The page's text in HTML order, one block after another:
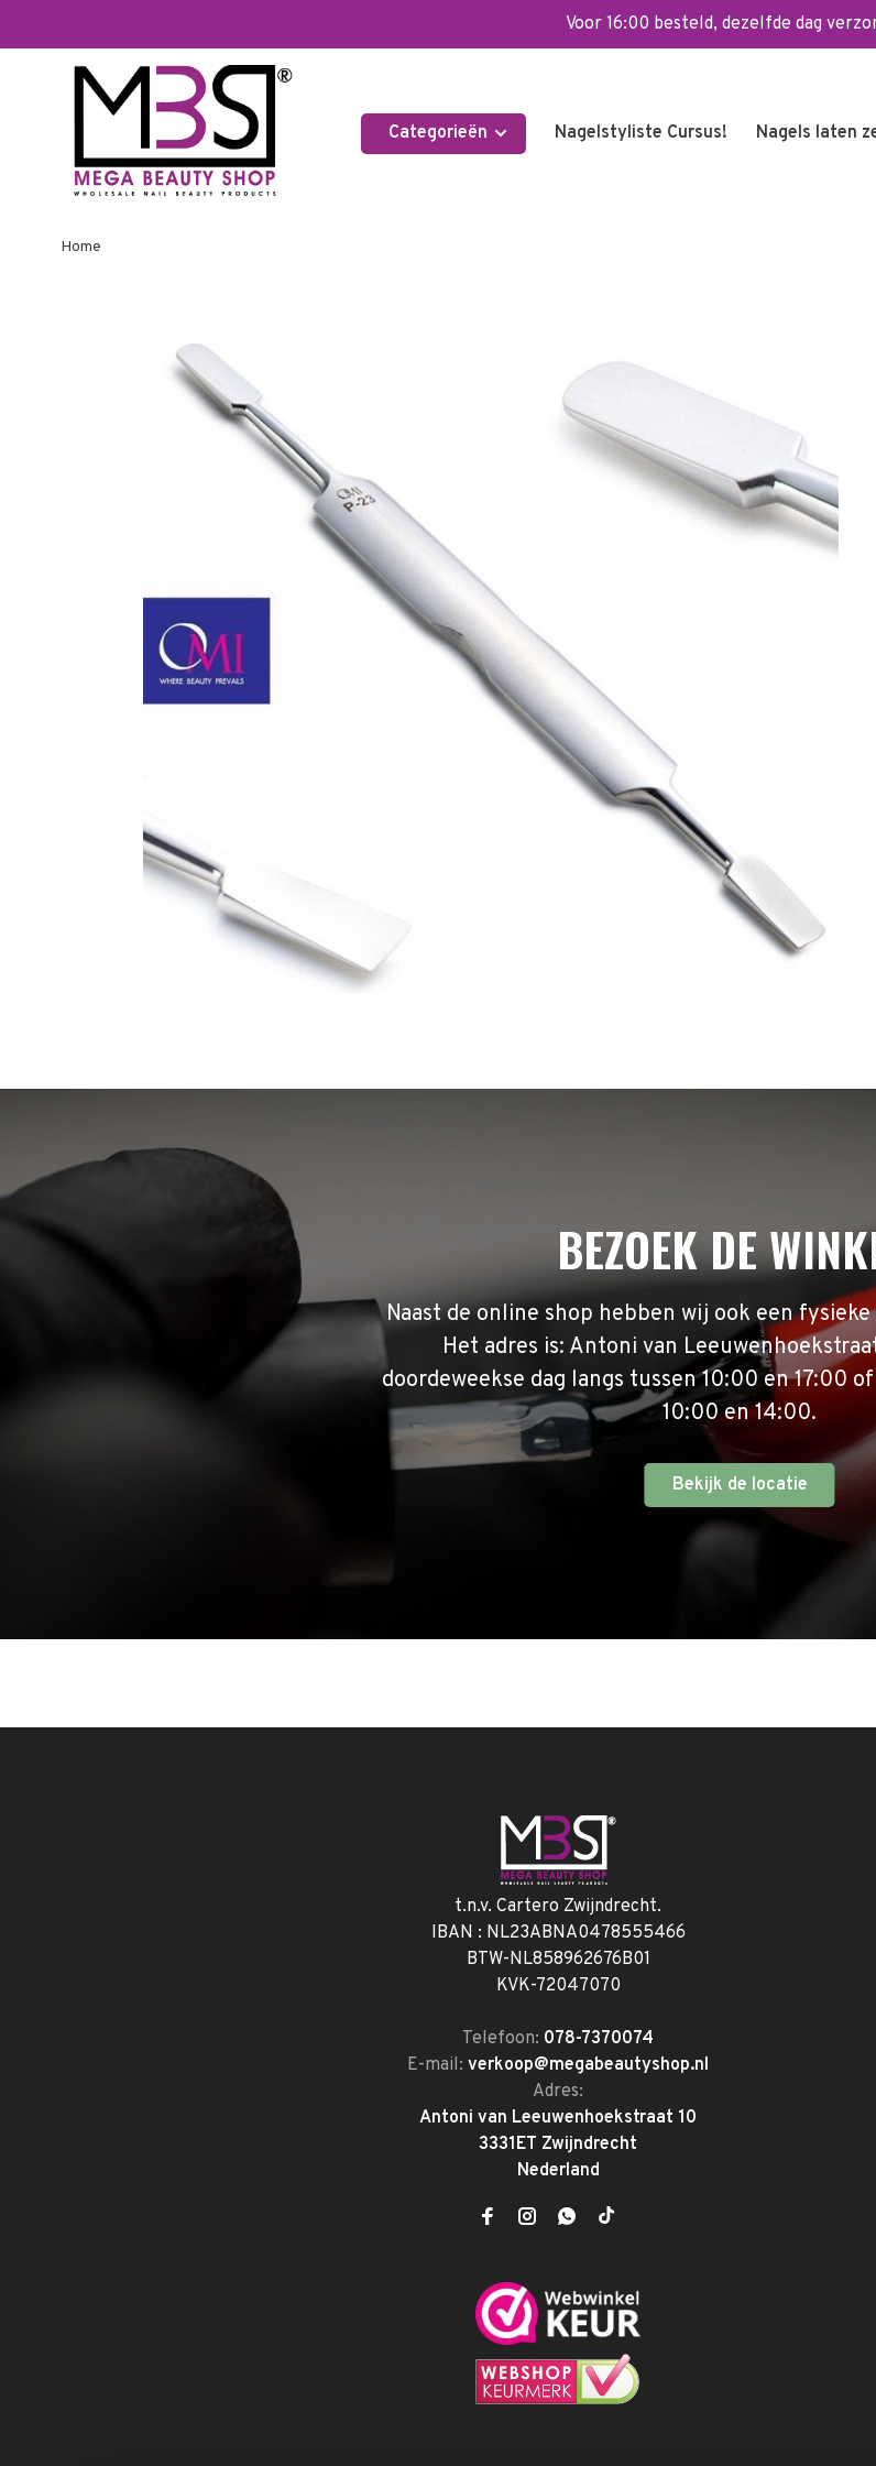
Voor 16:00 besteld, dezelfde dag
Categorieën Nagelstyliste Cursus! Nagels laten
Home
BEZOEK DE
Naast de online shop hebben wij ook een
Het adres is: Antoni van
doordeweekse dag langs tussen 10:00 en 17:00
10:00 en 14:00.
Bekijk de locatie
t.n.v. Cartero Zwijndrecht.
IBAN : NL23ABNA0478555466
BTW-NL858962676B01
KVK-72047070
Telefoon: 078-7370074
E-mail:verkoop@megabeautyshop.nl
Adres:
Antoni van Leeuwenhoekstraat 10
3331ET Zwijndrecht
Nederland